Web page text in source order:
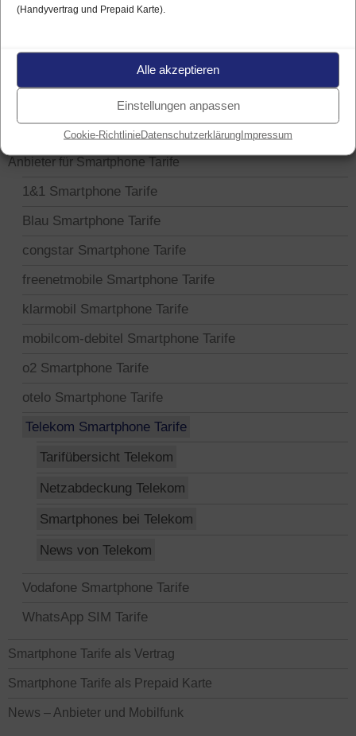
(Handyvertrag und Prepaid Karte).
Alle akzeptieren
Einstellungen anpassen
Cookie-RichtlinieDatenschutzerklärungImpressum
TARIFE UND ANBIETER
Tipps für Auswahl Smartphone Tarif
Anbieter für Smartphone Tarife
1&1 Smartphone Tarife
Blau Smartphone Tarife
congstar Smartphone Tarife
freenetmobile Smartphone Tarife
klarmobil Smartphone Tarife
mobilcom-debitel Smartphone Tarife
o2 Smartphone Tarife
otelo Smartphone Tarife
Telekom Smartphone Tarife
Tarifübersicht Telekom
Netzabdeckung Telekom
Smartphones bei Telekom
News von Telekom
Vodafone Smartphone Tarife
WhatsApp SIM Tarife
Smartphone Tarife als Vertrag
Smartphone Tarife als Prepaid Karte
News – Anbieter und Mobilfunk